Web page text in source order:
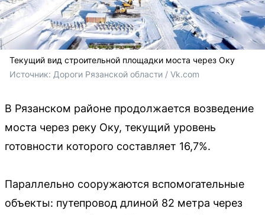
Текущий вид строительной площадки моста через Оку
Источник: Дороги Рязанской области / Vk.com
В Рязанском районе продолжается возведение
моста через реку Оку, текущий уровень
готовности которого составляет 16,7%.
Параллельно сооружаются вспомогательные
объекты: путепровод длиной 82 метра через